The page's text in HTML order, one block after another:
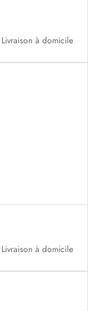
Livraison à domicile
Livraison à domicile